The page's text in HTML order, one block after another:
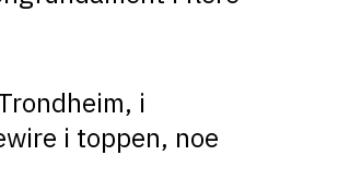
i
i toppen, noe